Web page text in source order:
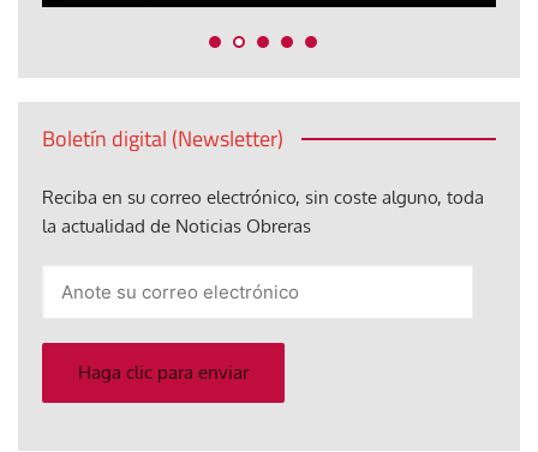
Boletín digital (Newsletter)
Reciba en su correo electrónico, sin coste alguno, toda
la actualidad de Noticias Obreras
electrónico
Haga clic para enviar